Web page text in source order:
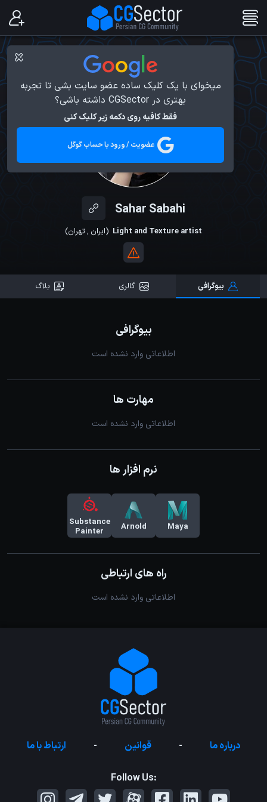
میخوای با یک کلیک ساده عضو سایت بشی تا تجربه
بهتری در CGSector داشته باشی؟
فقط کافیه روی دکمه زیر کلیک کنی
عضویت / ورود با حساب گوگل
Sahar Sabahi
Light and Texture artist
(ایران ,تهران)
بیوگرافی گالری بلاگ
بیوگرافی
اطلاعاتی وارد نشده است
مهارت ها
اطلاعاتی وارد نشده است
نرم افزار ها
Maya
Arnold
Substance
Painter
راه های ارتباطی
اطلاعاتی وارد نشده است
درباره ما - قوانین - ارتباط با ما
Follow Us: